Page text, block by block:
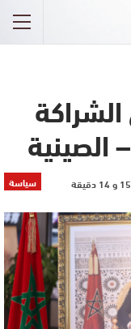
الصينية
سياسة